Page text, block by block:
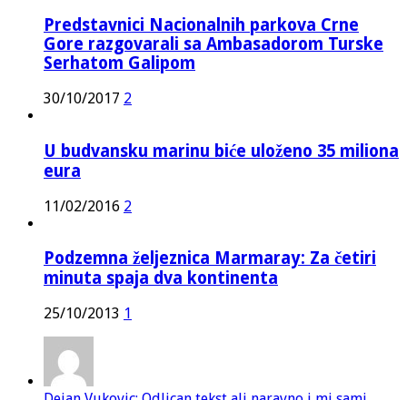
Predstavnici Nacionalnih parkova Crne
Gore razgovarali sa Ambasadorom Turske
Serhatom Galipom
30/10/2017 2
U budvansku marinu biće uloženo 35 miliona
eura
11/02/2016 2
Podzemna željeznica Marmaray: Za četiri
minuta spaja dva kontinenta
25/10/2013 1